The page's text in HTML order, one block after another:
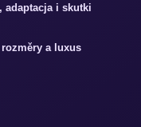
adaptacja i skutki
rozměry a luxus